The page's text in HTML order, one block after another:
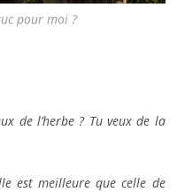
pour moi ?
de l’herbe ? Tu veux de la
est meilleure que celle de